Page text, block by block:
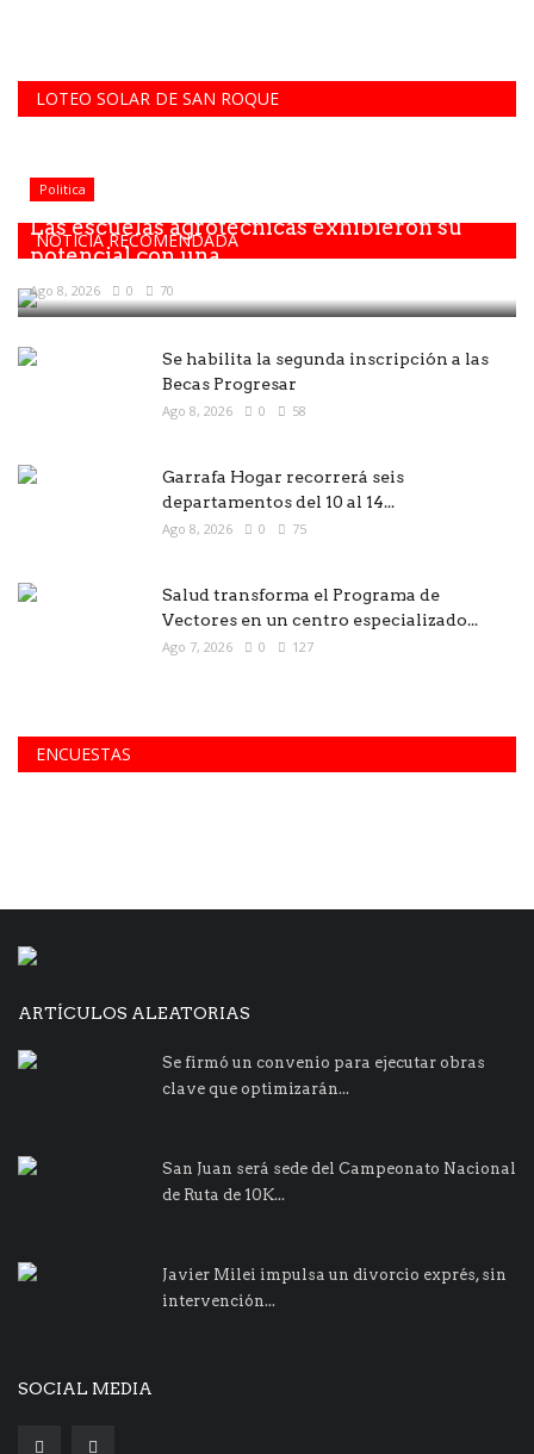
LOTEO SOLAR DE SAN ROQUE
NOTICIA RECOMENDADA
Politica
Las escuelas agrotécnicas exhibieron su
potencial con una...
Ago 8, 2026 0 70
Se habilita la segunda inscripción a las
Becas Progresar
Ago 8, 2026 0 58
Garrafa Hogar recorrerá seis
departamentos del 10 al 14...
Ago 8, 2026 0 75
Salud transforma el Programa de
Vectores en un centro especializado...
Ago 7, 2026 0 127
ENCUESTAS
ARTÍCULOS ALEATORIAS
Se firmó un convenio para ejecutar obras
clave que optimizarán...
San Juan será sede del Campeonato Nacional
de Ruta de 10K...
Javier Milei impulsa un divorcio exprés, sin
intervención...
SOCIAL MEDIA